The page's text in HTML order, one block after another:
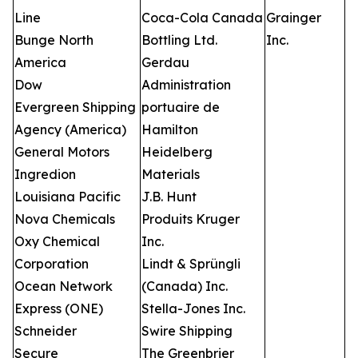
Line
Bunge North
America
Dow
Evergreen Shipping
Agency (America)
General Motors
Ingredion
Louisiana Pacific
Nova Chemicals
Oxy Chemical
Corporation
Ocean Network
Express (ONE)
Schneider
Secure
Coca-Cola Canada
Bottling Ltd.
Gerdau
Administration
portuaire de
Hamilton
Heidelberg
Materials
J.B. Hunt
Produits Kruger
Inc.
Lindt & Sprüngli
(Canada) Inc.
Stella-Jones Inc.
Swire Shipping
The Greenbrier
Grainger
Inc.